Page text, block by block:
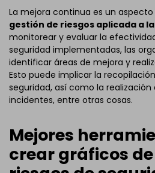
La mejora continua es un
gestión de riesgos aplicada a
monitorear y evaluar la
seguridad implementadas, las
identificar áreas de mejora y
Esto puede implicar la
seguridad, así como la
incidentes, entre otras cosas.
Mejores
crear gráficos